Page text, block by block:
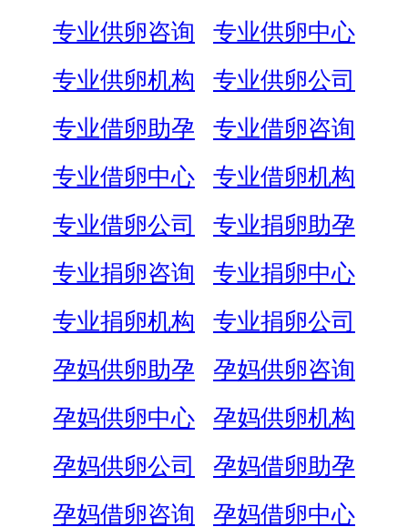
专业供卵咨询
专业供卵中心
专业供卵机构
专业供卵公司
专业借卵助孕
专业借卵咨询
专业借卵中心
专业借卵机构
专业借卵公司
专业捐卵助孕
专业捐卵咨询
专业捐卵中心
专业捐卵机构
专业捐卵公司
孕妈供卵助孕
孕妈供卵咨询
孕妈供卵中心
孕妈供卵机构
孕妈供卵公司
孕妈借卵助孕
孕妈借卵咨询
孕妈借卵中心